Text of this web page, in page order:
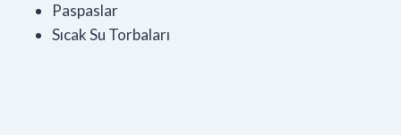
Paspaslar
Sıcak Su Torbaları